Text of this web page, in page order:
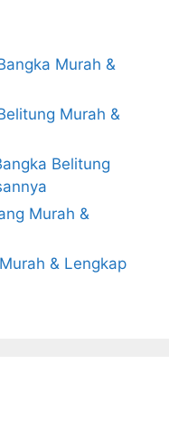
Murah &
Murah &
Belitung
Murah &
& Lengkap